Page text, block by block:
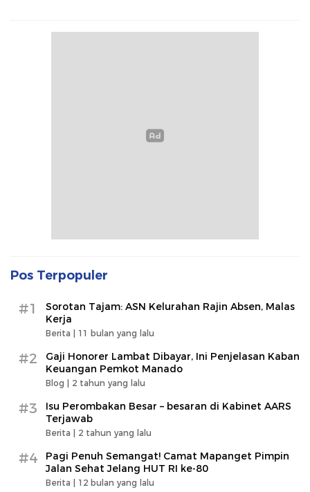
Pos Terpopuler
#1
Sorotan Tajam: ASN Kelurahan Rajin Absen, Malas
Kerja
Berita | 11 bulan yang lalu
#2
Gaji Honorer Lambat Dibayar, Ini Penjelasan Kaban
Keuangan Pemkot Manado
Blog | 2 tahun yang lalu
#3
Isu Perombakan Besar – besaran di Kabinet AARS
Terjawab
Berita | 2 tahun yang lalu
#4
Pagi Penuh Semangat! Camat Mapanget Pimpin
Jalan Sehat Jelang HUT RI ke-80
Berita | 12 bulan yang lalu